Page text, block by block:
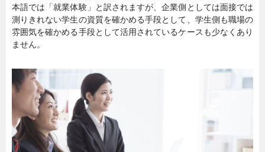
グルメ スキル
連載一覧
本語では「就業体験」と訳されますが、企業側としては面接では
測りきれない学生の資質を確かめる手段として、学生側も職場の
雰囲気を確かめる手段として活用されているケースも少なくあり
ません。